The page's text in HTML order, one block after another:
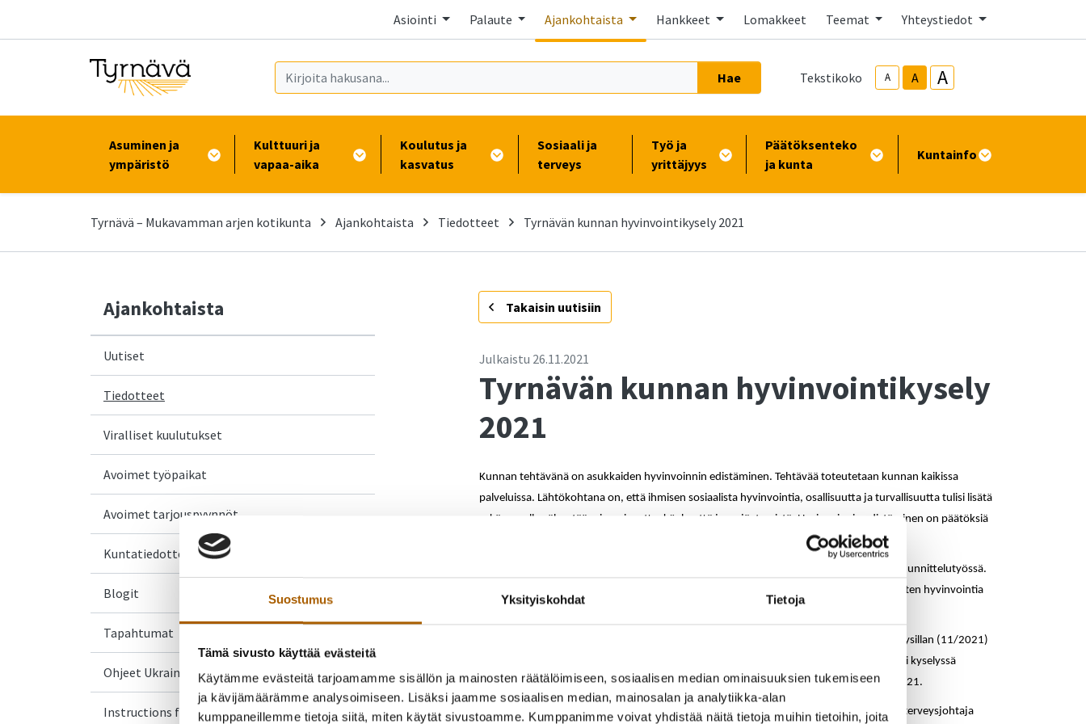
Suostumus Yksityiskohdat Tietoja
Tämä sivusto käyttää evästeitä
Käytämme evästeitä tarjoamamme sisällön ja mainosten räätälöimiseen, sosiaalisen median ominaisuuksien tukemiseen
ja kävijämäärämme analysoimiseen. Lisäksi jaamme sosiaalisen median, mainosalan ja analytiikka-alan
kumppaneillemme tietoja siitä, miten käytät sivustoamme. Kumppanimme voivat yhdistää näitä tietoja muihin tietoihin, joita
Asiointi Palaute Ajankohtaista Hankkeet Lomakkeet Teemat Yhteystiedot
Hae Tekstikoko A A A
Asuminen ja
ympäristö
Kulttuuri ja
vapaa-aika
Koulutus ja
kasvatus
Sosiaali ja
terveys
Työ ja
yrittäjyys
Päätöksenteko
ja kunta
Kuntainfo
Tyrnävä – Mukavamman arjen kotikunta Ajankohtaista Tiedotteet Tyrnävän kunnan hyvinvointikysely 2021
Ajankohtaista
Uutiset
Tiedotteet
Viralliset kuulutukset
Avoimet työpaikat
Avoimet tarjouspyynnöt
Kuntatiedotteet
Blogit
Tapahtumat
Ohjeet Ukrainasta saapuville
Instructions for Ukrainian arrivals
- Takaisin uutisiin
Julkaistu 26.11.2021
Tyrnävän kunnan hyvinvointikysely
2021
Kunnan tehtävänä on asukkaiden hyvinvoinnin edistäminen. Tehtävää toteutetaan kunnan kaikissa
palveluissa. Lähtökohtana on, että ihmisen sosiaalista hyvinvointia, osallisuutta ja turvallisuutta tulisi lisätä
sekä samalla vähentää eriarvoisuutta, köyhyyttä ja syrjäytymistä. Hyvinvoinnin edistäminen on päätöksiä
esim. liikuntamahdollisuuksien tarjonnasta tai kirjaston aukioloajoista.
Hyvinvointikyselyn tarkoituksena on saada kuntalaisten ääni kuulumaan hyvinvoinnin suunnittelutyössä.
Kyselyn kautta pääset vaikuttamaan kuntalaisena siihen, mitkä teemat valitaan kuntalaisten hyvinvointia
edistäviksi erityisteemoiksi vuosille 2022-2025.
Hyvinvointikyselyn runkona on käytetty etenkin valtuustoseminaarin (9/2021) ja yhdistysillan (11/2021)
työpajoja, joissa nivottiin yhteen erilaisia painopistealueita ja hyvinvoinnin tekoja. Lisäksi kyselyssä
hyödynnettiin hyvinvoinnintukipakettejaja Tyrnävän kunnan hyvinvointikertomusta 2021.
Lisätietoja sivistys- ja hyvinvointijohtaja Elina Vehkala puh. 040 568 34 04 ja sosiaali- ja terveysjohtaja